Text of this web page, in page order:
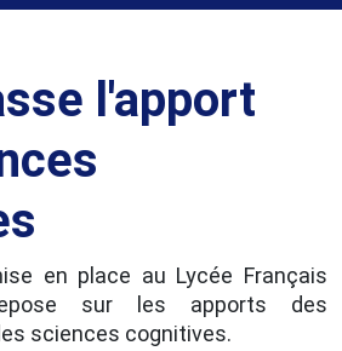
l'apport
en place au Lycée Français
sur les apports des
sciences cognitives.